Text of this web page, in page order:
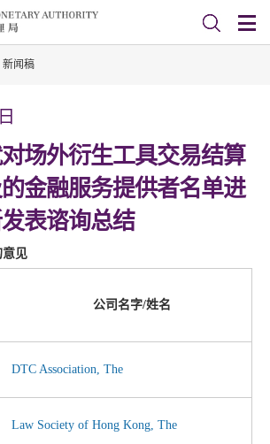
新闻稿
场外衍生工具交易结算
金融服务提供者名单进
表谘询总结
意见
公司名字/姓名
DTC Association, The
Law Society of Hong Kong, The